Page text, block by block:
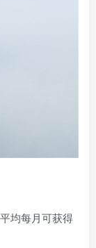
均每月可获得